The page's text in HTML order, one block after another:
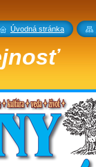
Úvodná stránka